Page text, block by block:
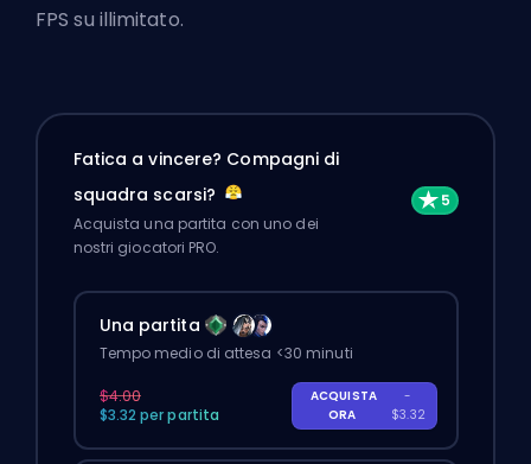
FPS su illimitato.
Fatica a vincere? Compagni di
squadra scarsi?
Acquista una partita con uno dei
nostri giocatori PRO.
Una partita
Tempo medio di attesa <30 minuti
$4.00
$3.32 per partita
ACQUISTA
ORA
-
$3.32